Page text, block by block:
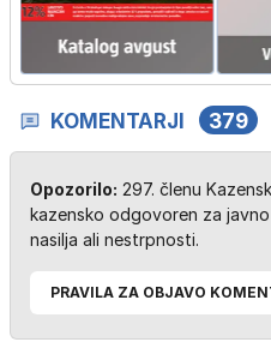
KOMENTARJI 379
Opozorilo: 297. členu
kazensko odgovoren za
nasilja ali nestrpnosti.
PRAVILA ZA OBJAVO